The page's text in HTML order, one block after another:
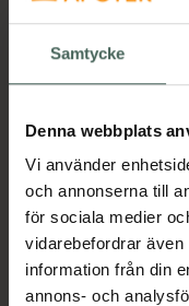
Samtycke
Denna webbplats
Vi använder
och annonserna till
för sociala medier
vidarebefordrar
information från din
annons- och
I
Aktuella
Beskrivning